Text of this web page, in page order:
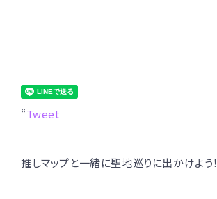
“Tweet
推しマップと一緒に聖地巡りに出かけよう！